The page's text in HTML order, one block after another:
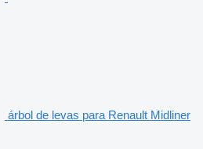
árbol de levas para Renault Midliner